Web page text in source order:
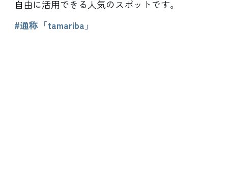
自由に活用できる人気のスポットです。
#通称「tamariba」